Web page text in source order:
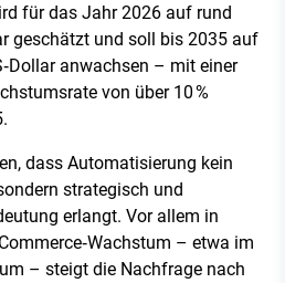
für das Jahr 2026 auf rund
geschätzt und soll bis 2035 auf
anwachsen – mit einer
von über 10 %
dass Automatisierung kein
strategisch und
erlangt. Vor allem in
– etwa im
– steigt die Nachfrage nach